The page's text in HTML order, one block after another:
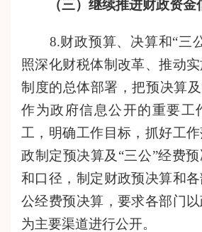
（三）继续推进财政资金
8.财政预算、决算和“三
照深化财税体制改革、推动
制度的总体部署，把预决算
作为政府信息公开的重要工
工，明确工作目标，抓好工
政制定预决算及“三公”经费
和口径， 制定财政预决算和
公经费预决算，要求各部门
为主要渠道进行公开。